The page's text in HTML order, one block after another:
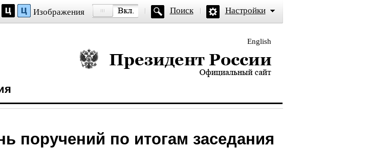
Изображения Поиск Настройки
English
Президент России — официальный сайт
поручений по итогам заседания